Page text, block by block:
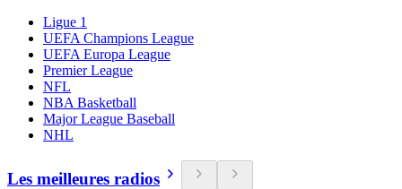
Ligue 1
UEFA Champions League
UEFA Europa League
Premier League
NFL
NBA Basketball
Major League Baseball
NHL
Les meilleures radios